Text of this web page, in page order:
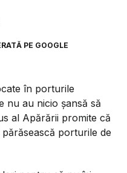
PE GOOGLE
în porturile
nu au nicio șansă să
al Apărării promite că
porturile de